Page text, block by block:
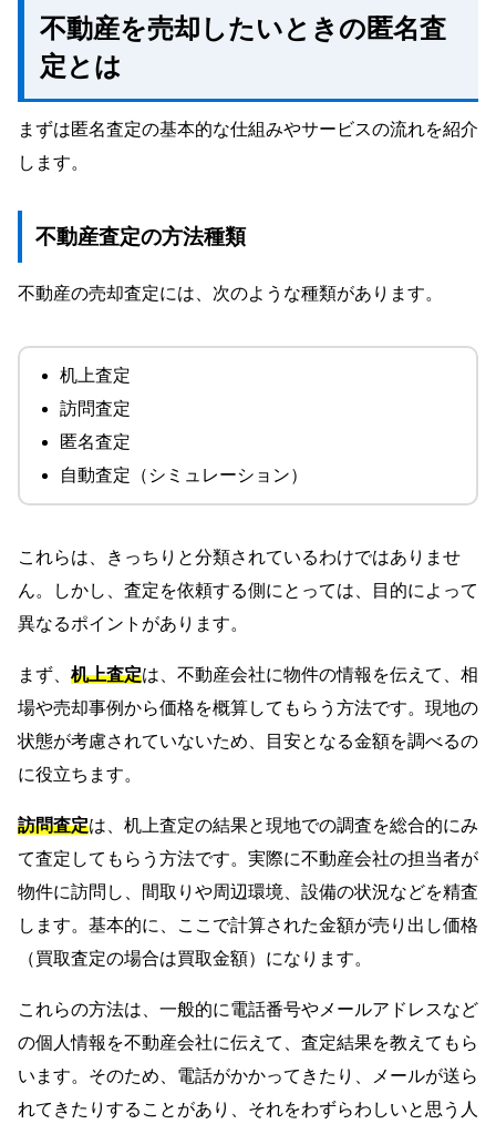
複数の業者に査定を依頼しやすい
査定後の営業活動を避けられる
匿名の不動産査定の注意点
査定額はあくまでも目安
買取サービスは選択肢の一つ
る
売却するかどうかの判断材料にする
不動産を売却したいときの匿名査
定とは
まずは匿名査定の基本的な仕組みやサービスの流れを紹介
します。
不動産査定の方法種類
不動産の売却査定には、次のような種類があります。
机上査定
訪問査定
匿名査定
自動査定（シミュレーション）
これらは、きっちりと分類されているわけではありませ
ん。しかし、査定を依頼する側にとっては、目的によって
異なるポイントがあります。
まず、 机上査定は、不動産会社に物件の情報を伝えて、相
場や売却事例から価格を概算してもらう方法です。現地の
状態が考慮されていないため、目安となる金額を調べるの
に役立ちます。
訪問査定は、机上査定の結果と現地での調査を総合的にみ
て査定してもらう方法です。実際に不動産会社の担当者が
物件に訪問し、間取りや周辺環境、設備の状況などを精査
します。基本的に、ここで計算された金額が売り出し価格
（買取査定の場合は買取金額）になります。
これらの方法は、一般的に電話番号やメールアドレスなど
の個人情報を不動産会社に伝えて、査定結果を教えてもら
います。そのため、電話がかかってきたり、メールが送ら
れてきたりすることがあり、それをわずらわしいと思う人